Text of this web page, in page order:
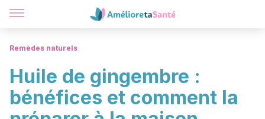
Remèdes naturels
Huile de gingembre :
bénéfices et comment la